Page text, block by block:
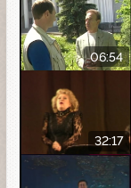
06:54
32:17